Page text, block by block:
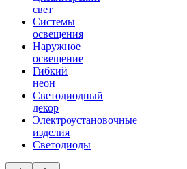
свет
Системы
освещения
Наружное
освещение
Гибкий
неон
Светодиодный
декор
Электроустановочные
изделия
Светодиоды